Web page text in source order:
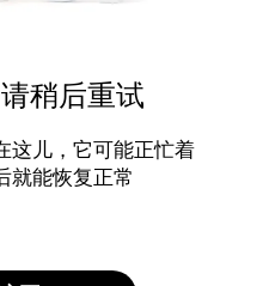
稍后重试
这儿，它可能正忙着
就能恢复正常